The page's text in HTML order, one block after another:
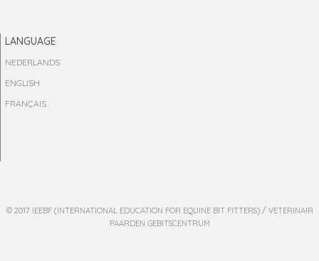
LANGUAGE
NEDERLANDS
ENGLISH
FRANÇAIS
© 2017 IEEBF (INTERNATIONAL EDUCATION FOR EQUINE BIT FITTERS) / VETERINAIR
PAARDEN GEBITSCENTRUM